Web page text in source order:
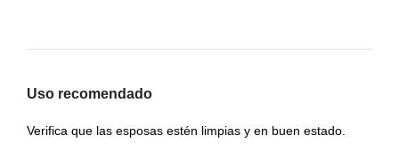
Uso recomendado
Verifica que las esposas estén limpias y en buen estado.